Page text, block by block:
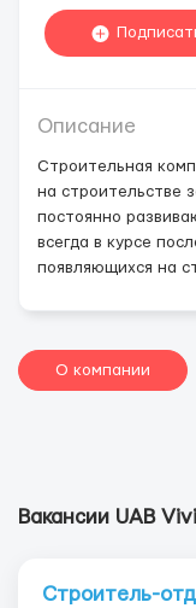
Описание
Строительная
на строительстве
постоянно
всегда в курсе
появляющихся на
О компании
Вакансии UAB
Строитель-